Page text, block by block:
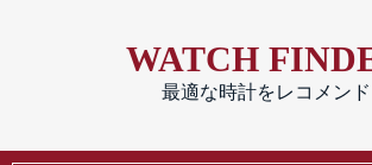
WATCH
最適な時計をレコメンド